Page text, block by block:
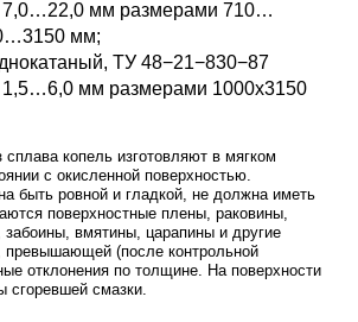
7,0…22,0 мм размерами 710…
мм;
ТУ 48−21−830−87
мм размерами 1000x3150
сплава копель изготовляют в мягком
с окисленной поверхностью.
быть ровной и гладкой, не должна иметь
поверхностные плены, раковины,
забоины, вмятины, царапины и другие
превышающей (после контрольной
отклонения по толщине. На поверхности
сгоревшей смазки.